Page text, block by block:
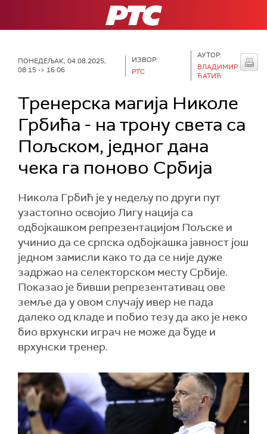
РТС
ПОНЕДЕЉАК, 04.08.2025,
08:15 -> 16:06
ИЗВОР:
РТС
АУТОР:
ВЛАДИМИР
ЋАТИЋ
Тренерска магија Николе
Грбића - на трону света са
Пољском, једног дана
чека га поново Србија
Никола Грбић је у недељу по други пут
узастопно освојио Лигу нација са
одбојкашком репрезентацијом Пољске и
учинио да се српска одбојкашка јавност још
једном замисли како то да се није дуже
задржао на селекторском месту Србије.
Показао је бивши репрезентативац ове
земље да у овом случају ивер не пада
далеко од кладе и побио тезу да ако је неко
био врхунски играч не може да буде и
врхунски тренер.